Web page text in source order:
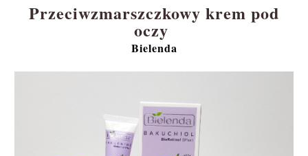
Przeciwzmarszczkowy krem pod
oczy
Bielenda